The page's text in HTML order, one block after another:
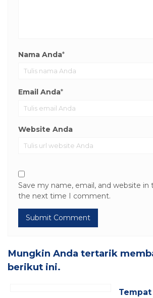
Nama Anda*
Email Anda*
Website Anda
Save my name, email, and website in
the next time I comment.
Mungkin Anda tertarik
berikut ini.